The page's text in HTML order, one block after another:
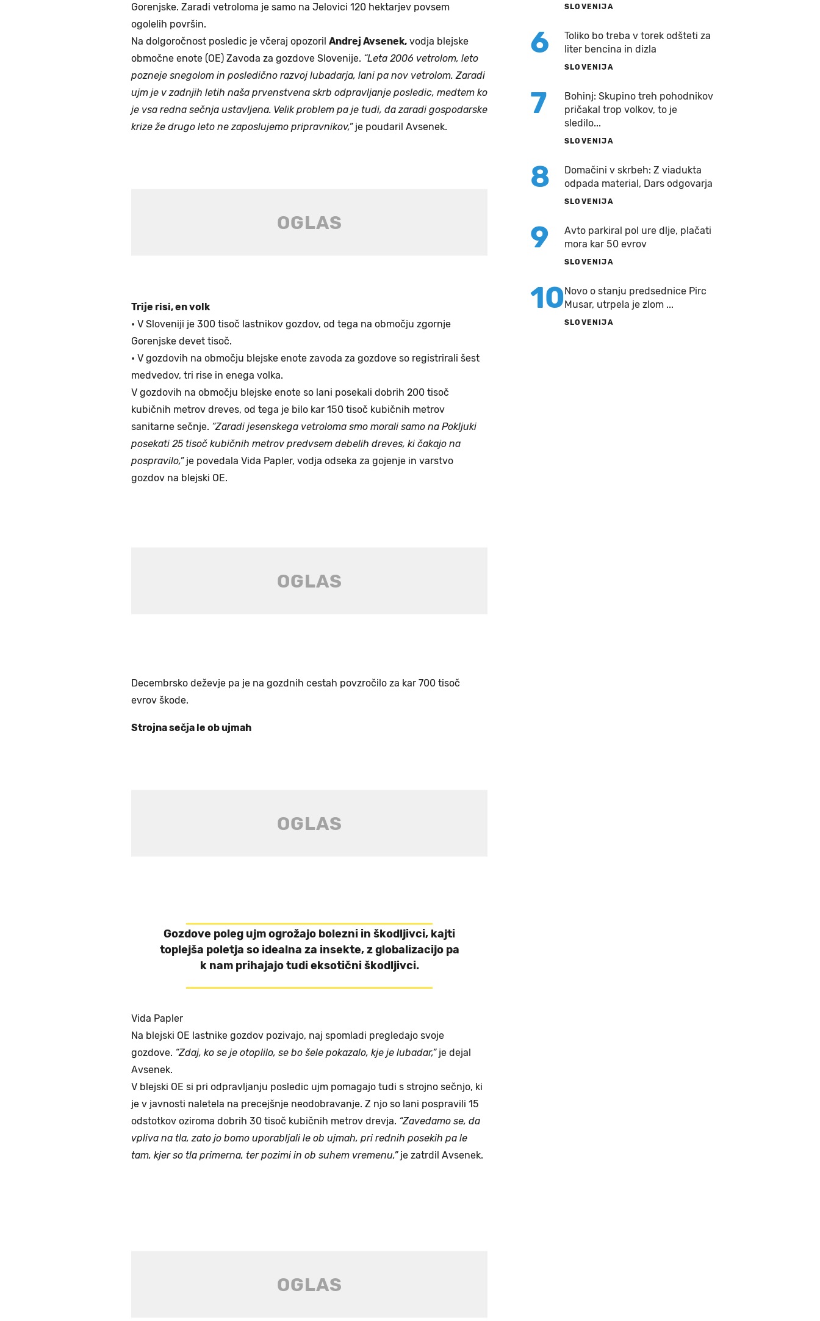
Gorenjske. Zaradi vetroloma je samo na Jelovici 120 hektarjev povsem
ogolelih površin.
Na dolgoročnost posledic je včeraj opozoril Andrej Avsenek, vodja blejske
območne enote (OE) Zavoda za gozdove Slovenije. “Leta 2006 vetrolom, leto
pozneje snegolom in posledično razvoj lubadarja, lani pa nov vetrolom. Zaradi
ujm je v zadnjih letih naša prvenstvena skrb odpravljanje posledic, medtem ko
je vsa redna sečnja ustavljena. Velik problem pa je tudi, da zaradi gospodarske
krize že drugo leto ne zaposlujemo pripravnikov,”je poudaril Avsenek.
Trije risi, en volk
• V Sloveniji je 300 tisoč lastnikov gozdov, od tega na območju zgornje
Gorenjske devet tisoč.
• V gozdovih na območju blejske enote zavoda za gozdove so registrirali šest
medvedov, tri rise in enega volka.
V gozdovih na območju blejske enote so lani posekali dobrih 200 tisoč
kubičnih metrov dreves, od tega je bilo kar 150 tisoč kubičnih metrov
sanitarne sečnje. “Zaradi jesenskega vetroloma smo morali samo na Pokljuki
posekati 25 tisoč kubičnih metrov predvsem debelih dreves, ki čakajo na
pospravilo,”je povedala Vida Papler, vodja odseka za gojenje in varstvo
gozdov na blejski OE.
Decembrsko deževje pa je na gozdnih cestah povzročilo za kar 700 tisoč
evrov škode.
Strojna sečja le ob ujmah
Gozdove poleg ujm ogrožajo bolezni in škodljivci, kajti
toplejša poletja so idealna za insekte, z globalizacijo pa
k nam prihajajo tudi eksotični škodljivci.
Vida Papler
Na blejski OE lastnike gozdov pozivajo, naj spomladi pregledajo svoje
gozdove. “Zdaj, ko se je otoplilo, se bo šele pokazalo, kje je lubadar,” je dejal
Avsenek.
V blejski OE si pri odpravljanju posledic ujm pomagajo tudi s strojno sečnjo, ki
je v javnosti naletela na precejšnje neodobravanje. Z njo so lani pospravili 15
odstotkov oziroma dobrih 30 tisoč kubičnih metrov drevja. “Zavedamo se, da
vpliva na tla, zato jo bomo uporabljali le ob ujmah, pri rednih posekih pa le
tam, kjer so tla primerna, ter pozimi in ob suhem vremenu,” je zatrdil Avsenek.
SLOVENIJA
6
Toliko bo treba v torek odšteti za
liter bencina in dizla
SLOVENIJA
7
Bohinj: Skupino treh pohodnikov
pričakal trop volkov, to je
sledilo...
SLOVENIJA
8
Domačini v skrbeh: Z viadukta
odpada material, Dars odgovarja
SLOVENIJA
9
Avto parkiral pol ure dlje, plačati
mora kar 50 evrov
SLOVENIJA
10Novo o stanju predsednice Pirc
Musar, utrpela je zlom ...
SLOVENIJA